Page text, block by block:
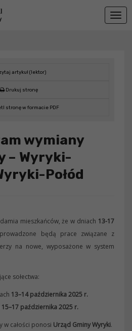
artykuł (lektor)
Drukuj stronę
stronę w formacie PDF
wymiany
– Wyryki-
Połód
mieszkańców, że w dniach 13-17
prowadzone będą prace związane z
na nowe, wyposażone w system
sołectwa:
13–14 października 2025 r.
15–17 października 2025 r.
w całości ponosi Urząd Gminy Wyryki.